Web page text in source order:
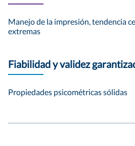
Manejo de la impresión, tendencia
extremas
Fiabilidad y validez
Propiedades psicométricas sólidas